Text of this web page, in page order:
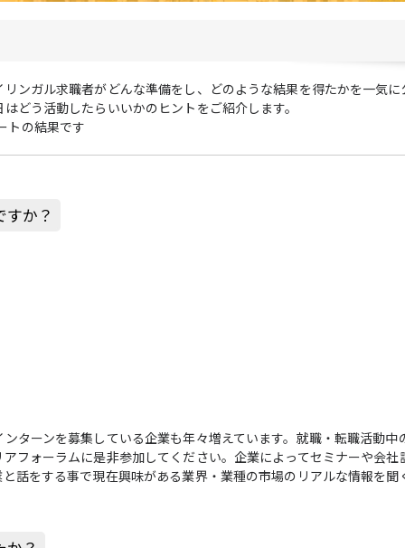
ンガル求職者がどんな準備をし、どのような結果を得たかを一気
どう活動したらいいかのヒントをご紹介します。
トの結果です
か？
ターンを募集している企業も年々増えています。就職・転職活動中
フォーラムに是非参加してください。企業によってセミナーや会社
話をする事で現在興味がある業界・業種の市場のリアルな情報を聞